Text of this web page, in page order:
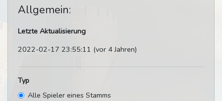
Allgemein:
Letzte Aktualisierung
2022-02-17 23:55:11 (vor 4 Jahren)
Typ
Alle Spieler eines Stamms